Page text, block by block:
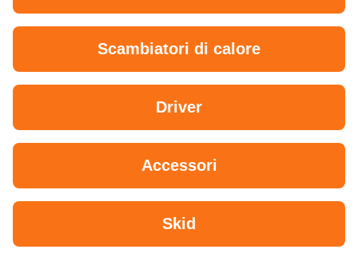
Scambiatori di calore
Driver
Accessori
Skid